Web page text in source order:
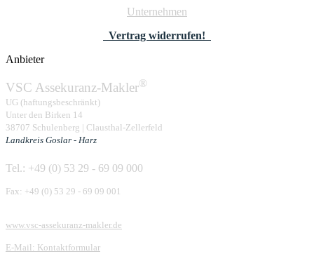
Unternehmen
Vertrag widerrufen!
Anbieter
VSC Assekuranz-Makler®
UG (haftungsbeschränkt)
Unter den Birken 14
38707 Schulenberg | Clausthal-Zellerfeld
Landkreis Goslar - Harz
Tel.: +49 (0) 53 29 - 69 09 000
Fax: +49 (0) 53 29 - 69 09 001
www.vsc-assekuranz-makler.de
E-Mail: Kontaktformular